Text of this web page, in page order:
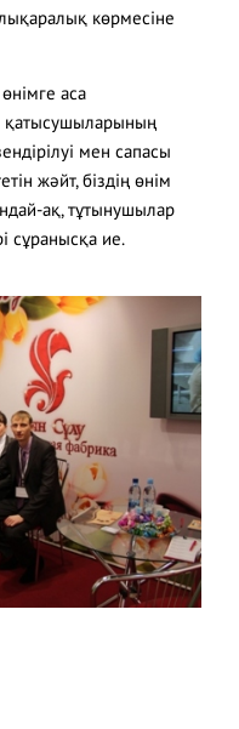
көрмесіне
аса
мен сапасы
жәйт, біздің өнім
ақ, тұтынушылар
сұранысқа ие.